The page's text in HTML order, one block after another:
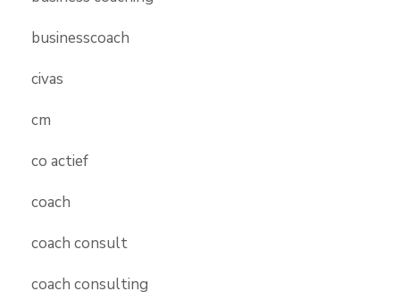
businesscoach
civas
cm
co actief
coach
coach consult
coach consulting